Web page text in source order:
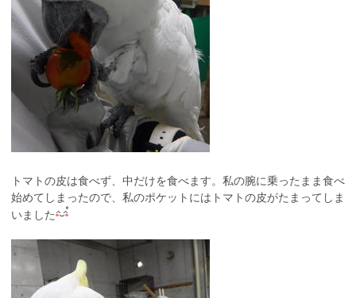
トマトの皮は食べず、中だけを食べます。私の腕に乗ったまま食べ
始めてしまったので、私のポケットにはトマトの皮がたまってしま
いました